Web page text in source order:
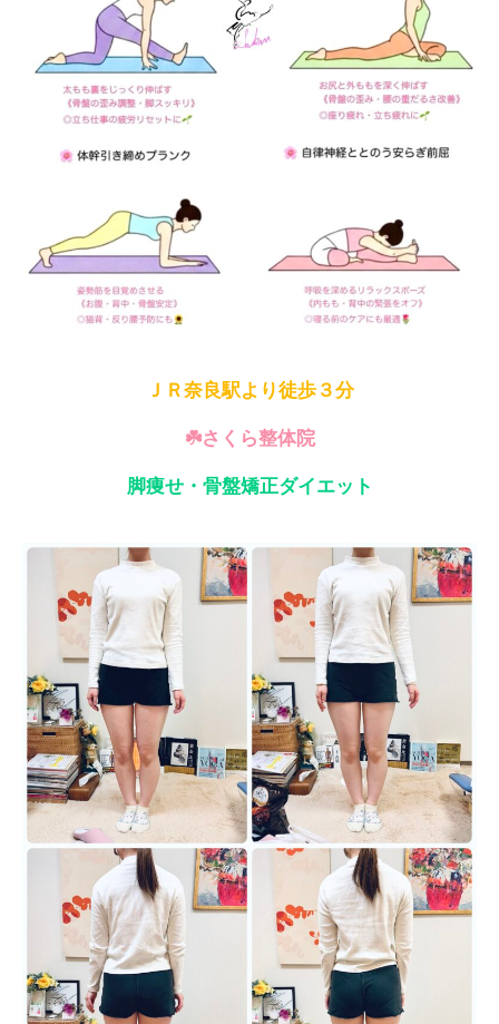
ＪＲ奈良駅より徒歩３分
☘️さくら整体院
脚痩せ・骨盤矯正ダイエット